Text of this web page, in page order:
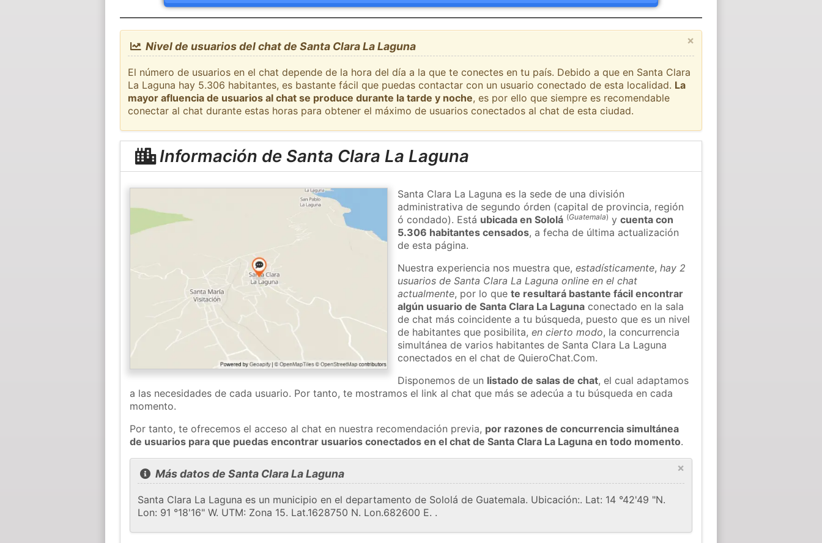
×
Nivel de usuarios del chat de Santa Clara La Laguna
El número de usuarios en el chat depende de la hora del día a la que te conectes en tu país. Debido a que en Santa Clara
La Laguna hay 5.306 habitantes, es bastante fácil que puedas contactar con un usuario conectado de esta localidad. La
mayor afluencia de usuarios al chat se produce durante la tarde y noche, es por ello que siempre es recomendable
conectar al chat durante estas horas para obtener el máximo de usuarios conectados al chat de esta ciudad.
Información de Santa Clara La Laguna
Santa Clara La Laguna es la sede de una división
administrativa de segundo órden (capital de provincia, región
ó condado). Está ubicada en Sololá (Guatemala) ycuenta con
5.306 habitantes censados, a fecha de última actualización
de esta página.
Nuestra experiencia nos muestra que,estadísticamente,hay 2
usuarios de Santa Clara La Laguna online en el chat
actualmente, por lo quete resultará bastante fácil encontrar
algún usuario de Santa Clara La Laguna conectado en la sala
de chat más coincidente a tu búsqueda, puesto que es un nivel
de habitantes que posibilita,en cierto modo, la concurrencia
simultánea de varios habitantes de Santa Clara La Laguna
conectados en el chat de QuieroChat.Com.
Disponemos de un listado de salas de chat, el cual adaptamos
a las necesidades de cada usuario. Por tanto, te mostramos el link al chat que más se adecúa a tu búsqueda en cada
momento.
Por tanto, te ofrecemos el acceso al chat en nuestra recomendación previa, por razones de concurrencia simultánea
de usuarios para que puedas encontrar usuarios conectados en el chat de Santa Clara La Laguna en todo momento.
×
Más datos de Santa Clara La Laguna
Santa Clara La Laguna es un municipio en el departamento de Sololá de Guatemala. Ubicación:. Lat: 14 °42'49 "N.
Lon: 91 °18'16" W. UTM: Zona 15. Lat.1628750 N. Lon.682600 E. .